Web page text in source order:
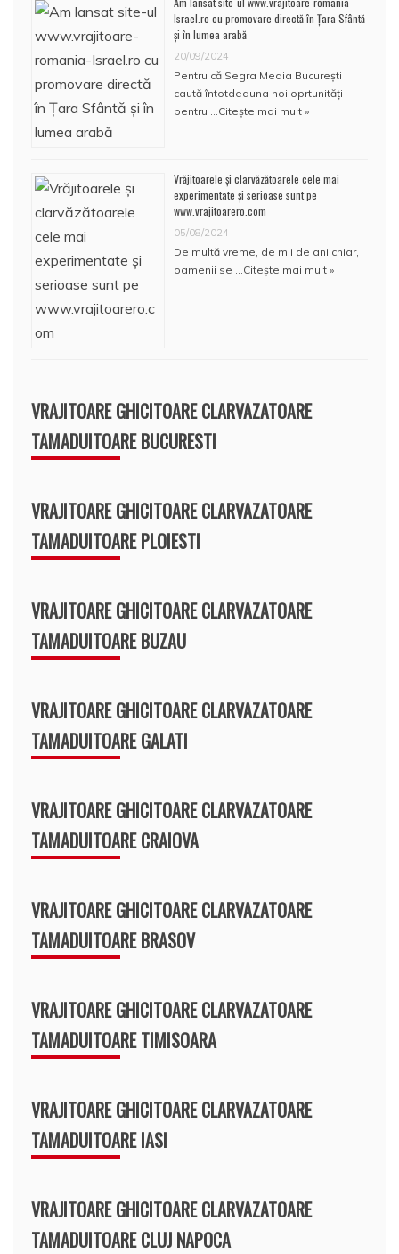
Israel.ro cu promovare directă în Țara Sfântă
și în lumea arabă
20/09/2024
Pentru că Segra Media București
caută întotdeauna noi oprtunități
pentru … Citește mai mult »
Vrăjitoarele și clarvăzătoarele cele mai
experimentate și serioase sunt pe
www.vrajitoarero.com
05/08/2024
De multă vreme, de mii de ani chiar,
oamenii se … Citește mai mult »
VRAJITOARE GHICITOARE CLARVAZATOARE
TAMADUITOARE BUCURESTI
VRAJITOARE GHICITOARE CLARVAZATOARE
TAMADUITOARE PLOIESTI
VRAJITOARE GHICITOARE CLARVAZATOARE
TAMADUITOARE BUZAU
VRAJITOARE GHICITOARE CLARVAZATOARE
TAMADUITOARE GALATI
VRAJITOARE GHICITOARE CLARVAZATOARE
TAMADUITOARE CRAIOVA
VRAJITOARE GHICITOARE CLARVAZATOARE
TAMADUITOARE BRASOV
VRAJITOARE GHICITOARE CLARVAZATOARE
TAMADUITOARE TIMISOARA
VRAJITOARE GHICITOARE CLARVAZATOARE
TAMADUITOARE IASI
VRAJITOARE GHICITOARE CLARVAZATOARE
TAMADUITOARE CLUJ NAPOCA